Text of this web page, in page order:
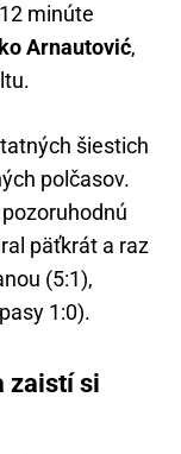
minúte
Arnautović,
šiestich
polčasov.
päťkrát a raz
(5:1),
1:0).
zaistí si